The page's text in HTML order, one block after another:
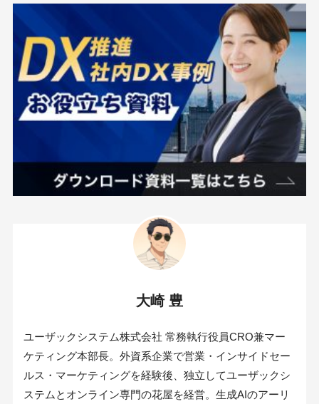
大崎 豊
ユーザックシステム株式会社 常務執行役員CRO兼マー
ケティング本部長。外資系企業で営業・インサイドセー
ルス・マーケティングを経験後、独立してユーザックシ
ステムとオンライン専門の花屋を経営。生成AIのアーリ